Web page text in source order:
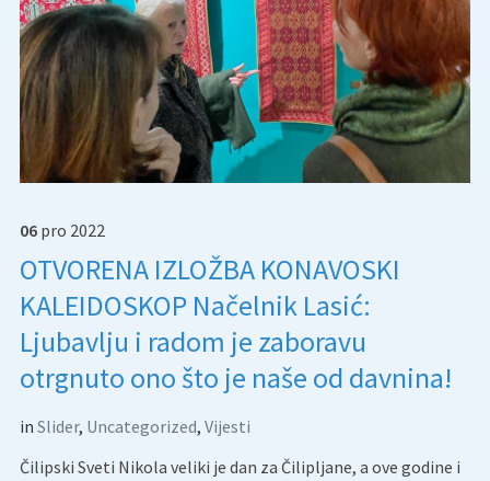
06 pro 2022
OTVORENA IZLOŽBA KONAVOSKI
KALEIDOSKOP Načelnik Lasić:
Ljubavlju i radom je zaboravu
otrgnuto ono što je naše od davnina!
in Slider, Uncategorized, Vijesti
Čilipski Sveti Nikola veliki je dan za Čilipljane, a ove godine i